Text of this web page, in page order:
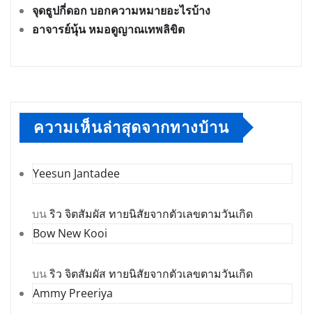
จุดธูปกี่ดอก บอกความหมายอะไรบ้าง
อาจารย์นุ้น หมอดูญาณเทพลิขิต
ความเห็นล่าสุดจากทางบ้าน
Yeesun Jantadee
บนริว จิตสัมผัส ทายนิสัยจากตัวเลขตามวันเกิด
Bow New Kooi
บนริว จิตสัมผัส ทายนิสัยจากตัวเลขตามวันเกิด
Ammy Preeriya